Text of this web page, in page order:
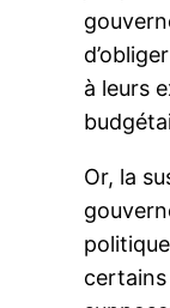
à leurs
Or, la